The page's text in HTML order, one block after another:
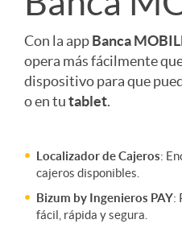
o
a
n
c
a
Con la appBanca
opera más fácilmente
dispositivo para que
o en tutablet.
Localizador de Cajeros:
cajeros disponibles.
Bizum by Ingenieros PAY:
fácil, rápida y segura.